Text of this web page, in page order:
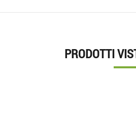
PRODOTTI